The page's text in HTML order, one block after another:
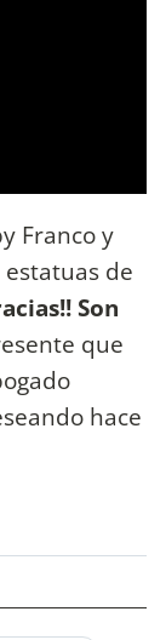
Franco y
de
Son
que
hace